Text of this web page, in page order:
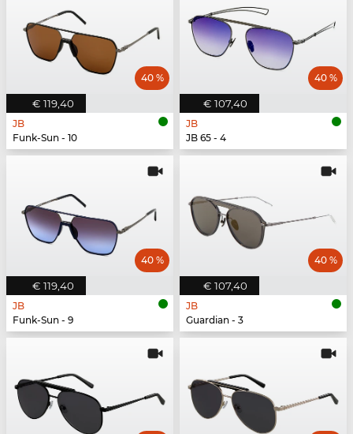
€ 119,40
40 %
JB
Funk-Sun - 10
€ 107,40
40 %
JB
JB 65 - 4
€ 119,40
40 %
JB
Funk-Sun - 9
€ 107,40
40 %
JB
Guardian - 3